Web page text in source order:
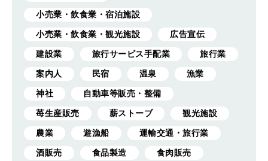
小売業・飲食業・宿泊施設
小売業・飲食業・観光施設 広告宣伝
建設業 旅行サービス手配業 旅行業
案内人 民宿 温泉 漁業
神社 自動車等販売・整備
苺生産販売 薪ストーブ 観光施設
農業 遊漁船 運輸交通・旅行業
酒販売 食品製造 食肉販売